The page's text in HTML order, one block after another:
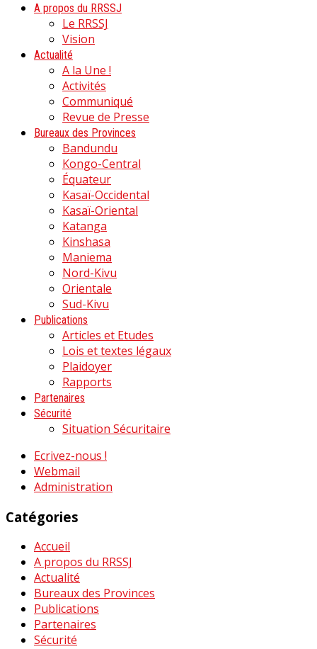
A propos du RRSSJ
Le RRSSJ
Vision
Actualité
A la Une !
Activités
Communiqué
Revue de Presse
Bureaux des Provinces
Bandundu
Kongo-Central
Équateur
Kasaï-Occidental
Kasaï-Oriental
Katanga
Kinshasa
Maniema
Nord-Kivu
Orientale
Sud-Kivu
Publications
Articles et Etudes
Lois et textes légaux
Plaidoyer
Rapports
Partenaires
Sécurité
Situation Sécuritaire
Ecrivez-nous !
Webmail
Administration
Catégories
Accueil
A propos du RRSSJ
Actualité
Bureaux des Provinces
Publications
Partenaires
Sécurité